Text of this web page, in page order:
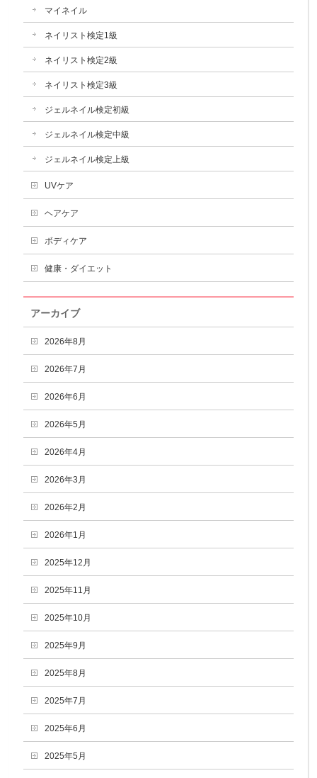
マイネイル
ネイリスト検定1級
ネイリスト検定2級
ネイリスト検定3級
ジェルネイル検定初級
ジェルネイル検定中級
ジェルネイル検定上級
UVケア
ヘアケア
ボディケア
健康・ダイエット
アーカイブ
2026年8月
2026年7月
2026年6月
2026年5月
2026年4月
2026年3月
2026年2月
2026年1月
2025年12月
2025年11月
2025年10月
2025年9月
2025年8月
2025年7月
2025年6月
2025年5月